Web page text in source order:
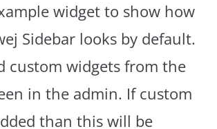
widget to show how
Sidebar looks by default.
custom widgets from the
in the admin. If custom
than this will be